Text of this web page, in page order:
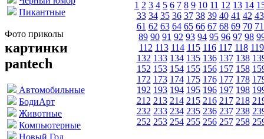
Пикантные
Фото приколы
картинки
pantech
Автомобильные
БодиАрт
Животные
Компьютерные
Новый Год
1 2 3 4 5 6 7 8 9 10 11 12 13 14
33 34 35 36 37 38 39 40 41 42 43
61 62 63 64 65 66 67 68 69 70 71
89 90 91 92 93 94 95 96 97 98
112 113 114 115 116 117 118 119
132 133 134 135 136 137 138
152 153 154 155 156 157 158
172 173 174 175 176 177 178
192 193 194 195 196 197 198
212 213 214 215 216 217 218
232 233 234 235 236 237 238
252 253 254 255 256 257 258